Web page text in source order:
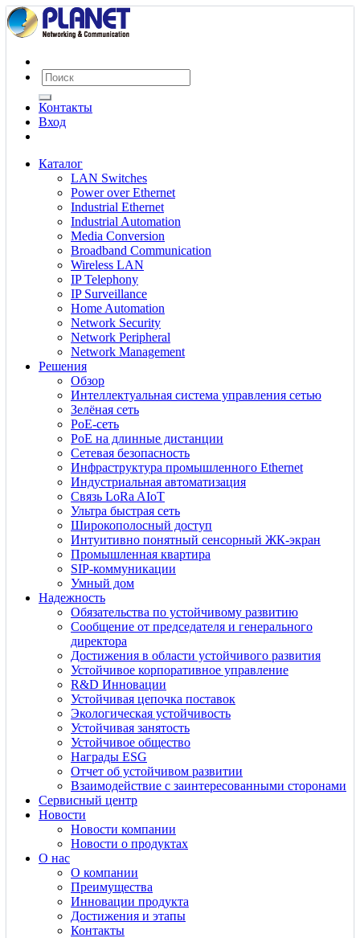
Контакты
Вход
Каталог
LAN Switches
Power over Ethernet
Industrial Ethernet
Industrial Automation
Media Conversion
Broadband Communication
Wireless LAN
IP Telephony
IP Surveillance
Home Automation
Network Security
Network Peripheral
Network Management
Решения
Обзор
Интеллектуальная система управления сетью
Зелёная сеть
PoE-сеть
PoE на длинные дистанции
Сетевая безопасность
Инфраструктура промышленного Ethernet
Индустриальная автоматизация
Связь LoRa AIoT
Ультра быстрая сеть
Широкополосный доступ
Интуитивно понятный сенсорный ЖК-экран
Промышленная квартира
SIP-коммуникации
Умный дом
Надежность
Обязательства по устойчивому развитию
Сообщение от председателя и генерального
директора
Достижения в области устойчивого развития
Устойчивое корпоративное управление
R&D Инновации
Устойчивая цепочка поставок
Экологическая устойчивость
Устойчивая занятость
Устойчивое общество
Награды ESG
Отчет об устойчивом развитии
Взаимодействие с заинтересованными сторонами
Сервисный центр
Новости
Новости компании
Новости о продуктах
О нас
О компании
Преимущества
Инновации продукта
Достижения и этапы
Контакты